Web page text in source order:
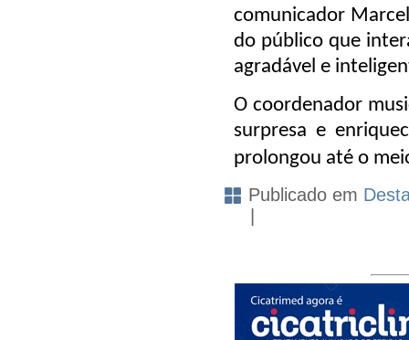
comunicador
do público que
agradável e
O coordenador
surpresa e
prolongou até o
Publicado em